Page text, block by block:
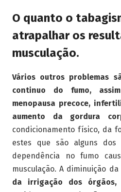
O quanto o
atrapalhar os
musculação.
Vários outros problemas
continuo do fumo,
menopausa precoce,
aumento da gordura
condicionamento físico, da
estes que são alguns dos
dependência no fumo
musculação. A diminuição
da irrigação dos órgãos,